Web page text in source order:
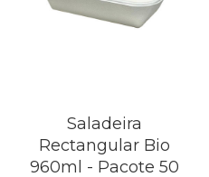
Saladeira
Rectangular Bio
960ml - Pacote 50